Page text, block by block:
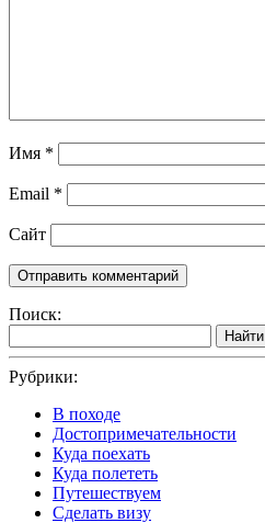
Имя *
Email *
Сайт
Поиск:
Найти
Рубрики:
В походе
Достопримечательности
Куда поехать
Куда полететь
Путешествуем
Сделать визу